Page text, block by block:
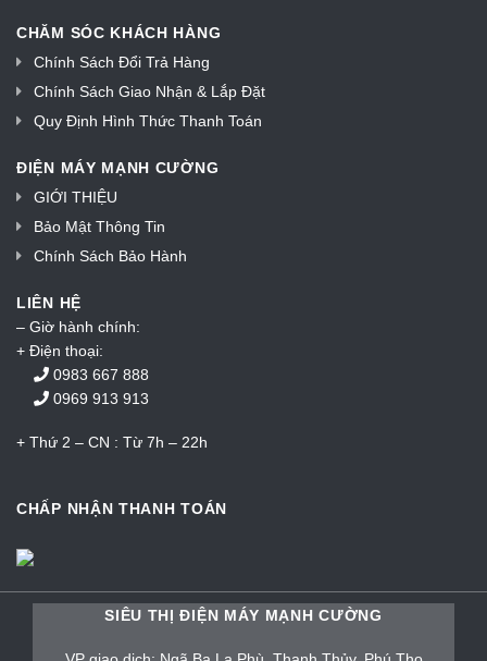
CHĂM SÓC KHÁCH HÀNG
Chính Sách Đổi Trả Hàng
Chính Sách Giao Nhận & Lắp Đặt
Quy Định Hình Thức Thanh Toán
ĐIỆN MÁY MẠNH CƯỜNG
GIỚI THIỆU
Bảo Mật Thông Tin
Chính Sách Bảo Hành
LIÊN HỆ
– Giờ hành chính:
+ Điện thoại:
0983 667 888
0969 913 913
+ Thứ 2 – CN : Từ 7h – 22h
CHẤP NHẬN THANH TOÁN
SIÊU THỊ ĐIỆN MÁY MẠNH CƯỜNG